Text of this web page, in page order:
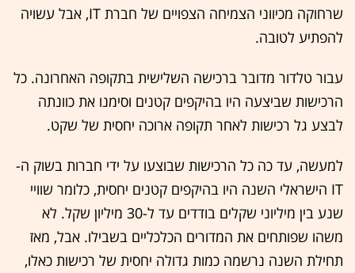
שרחוקה מכיווני הצמיחה הצפויים של חברת IT, אבל עשויה
להפתיע לטובה.
עבור טלדור מדובר ברכישה השלישית בתקופה האחרונה. כל
הרכישות שביצעה היו בהיקפים קטנים וסימנו את כוונתה
לבצע גל רכישות לאחר תקופה ארוכה יחסית של שקט.
למעשה, עד כה כל הרכישות שבוצעו על ידי חברות בשוק ה-
IT הישראלי השנה היו בהיקפים קטנים יחסית, כלומר שוויי
שנע בין מיליוני שקלים בודדים עד ל-30 מיליון שקל. לא
משהו שפותחים את המדורים הכלכליים בשבילו. אבל, מאז
תחילת השנה נרשמה כמות גדולה יחסית של רכישות כאלו,